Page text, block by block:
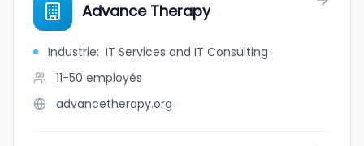
Advance Therapy
Industrie: IT Services and IT Consulting
11-50 employés
advancetherapy.org